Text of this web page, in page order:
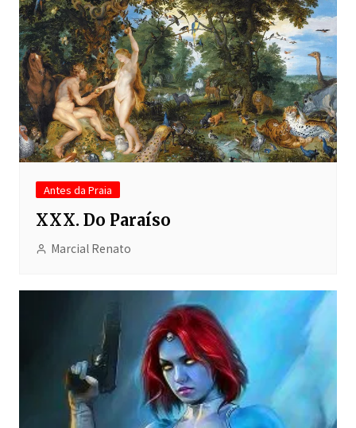
Antes da Praia
XXX. Do Paraíso
Marcial Renato